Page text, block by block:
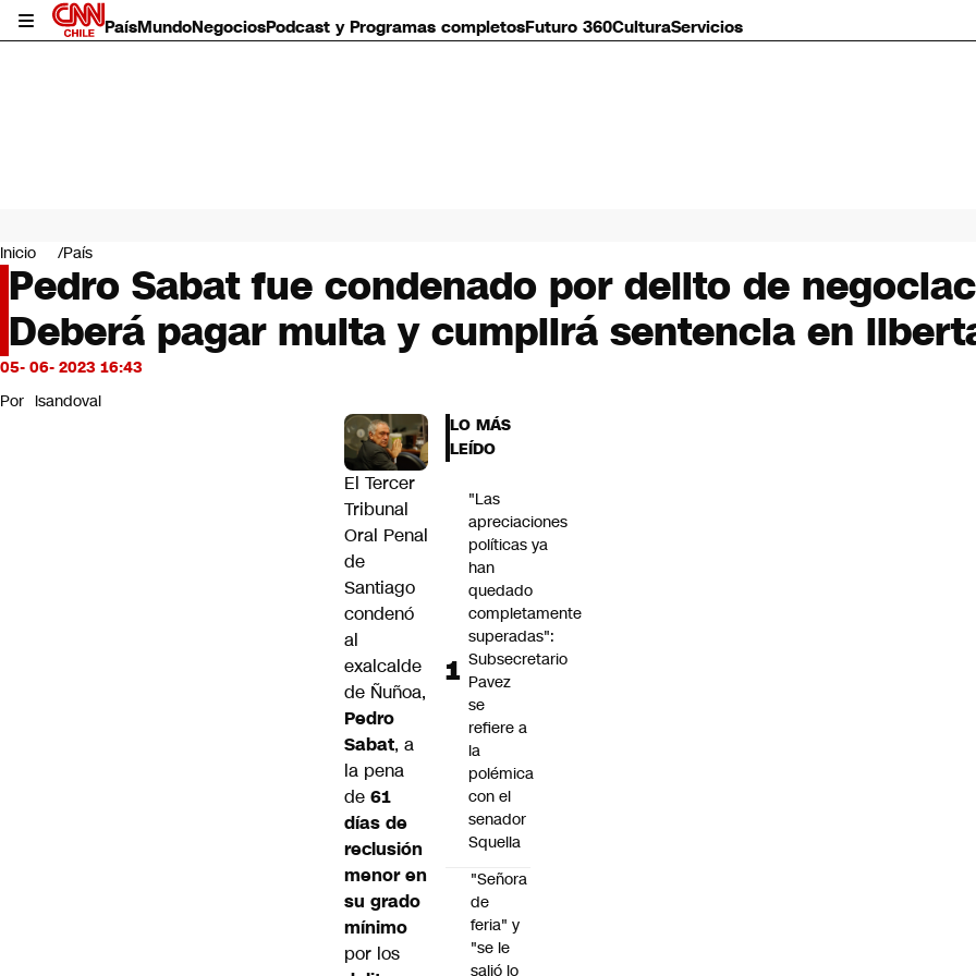
PaísMundoNegociosPodcast y Programas completosFuturo 360CulturaServicios
Mundo
Negocios
Deportes
Programas completos
Cultura
Servicios
Bits
CNN Data
Inicio País
Pedro Sabat fue condenado por delito de
Deberá pagar multa y cumplirá sentencia en
05- 06- 2023 16:43
Por lsandoval
El Tercer
Tribunal
Oral Penal
de
Santiago
condenó
al
exalcalde
de Ñuñoa,
Pedro
Sabat, a
la pena
de 61
días de
reclusión
menor en
su grado
mínimo
por los
LO MÁS
LEÍDO
"Las
apreciaciones
políticas ya
han
quedado
completamente
superadas":
Subsecretario
Pavez
se
refiere a
la
polémica
con el
senador
Squella
"Señora
de
feria" y
"se le
salió lo